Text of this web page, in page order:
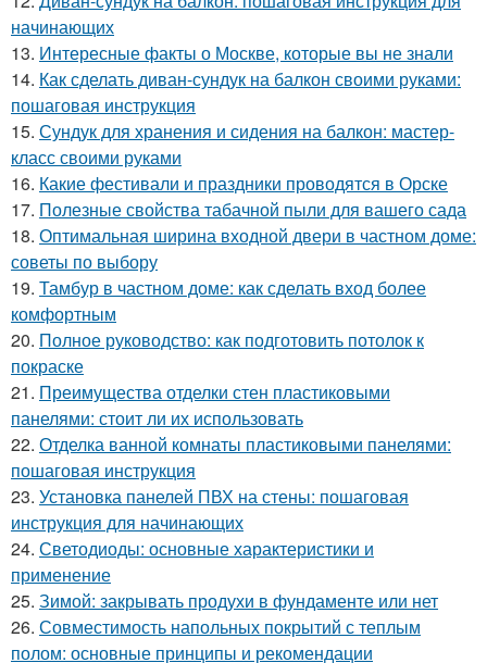
начинающих
13. Интересные факты о Москве, которые вы не знали
14. Как сделать диван-сундук на балкон своими руками:
пошаговая инструкция
15. Сундук для хранения и сидения на балкон: мастер-
класс своими руками
16. Какие фестивали и праздники проводятся в Орске
17. Полезные свойства табачной пыли для вашего сада
18. Оптимальная ширина входной двери в частном доме:
советы по выбору
19. Тамбур в частном доме: как сделать вход более
комфортным
20. Полное руководство: как подготовить потолок к
покраске
21. Преимущества отделки стен пластиковыми
панелями: стоит ли их использовать
22. Отделка ванной комнаты пластиковыми панелями:
пошаговая инструкция
23. Установка панелей ПВХ на стены: пошаговая
инструкция для начинающих
24. Светодиоды: основные характеристики и
применение
25. Зимой: закрывать продухи в фундаменте или нет
26. Совместимость напольных покрытий с теплым
полом: основные принципы и рекомендации